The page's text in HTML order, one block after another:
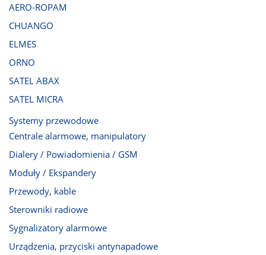
AERO-ROPAM
CHUANGO
ELMES
ORNO
SATEL ABAX
SATEL MICRA
Systemy przewodowe
Centrale alarmowe, manipulatory
Dialery / Powiadomienia / GSM
Moduły / Ekspandery
Przewody, kable
Sterowniki radiowe
Sygnalizatory alarmowe
Urządzenia, przyciski antynapadowe